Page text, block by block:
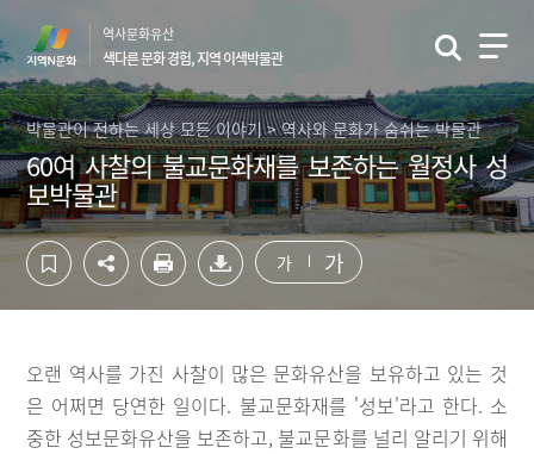
텐
츠
영
역
바
로
가
기
단
영
역
바
로
가
기
역사문화유산
색다른 문화 경험, 지역 이색박물관
박물관이 전하는 세상 모든 이야기 > 역사와 문화가 숨쉬는 박물관
60여 사찰의 불교문화재를 보존하는 월정사 성
보박물관
가 가
오랜 역사를 가진 사찰이 많은 문화유산을 보유하고 있는 것
은 어쩌면 당연한 일이다. 불교문화재를 '성보'라고 한다. 소
중한 성보문화유산을 보존하고, 불교문화를 널리 알리기 위해